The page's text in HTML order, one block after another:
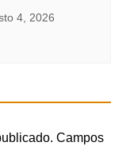
4, 2026
Campos